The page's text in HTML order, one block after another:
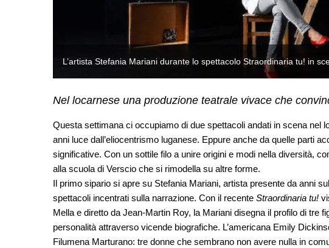
L’artista Stefania Mariani durante lo spettacolo Straordinaria tu! in
Nel locarnese una produzione teatrale vivace che
Questa settimana ci occupiamo di due spettacoli andati in scena nel
anni luce dall’eliocentrismo luganese. Eppure anche da quelle parti
significative. Con un sottile filo a unire origini e modi nella diversità,
alla scuola di Verscio che si rimodella su altre forme.
Il primo sipario si apre su Stefania Mariani, artista presente da anni
spettacoli incentrati sulla narrazione. Con il recente Straordinaria tu!
Mella e diretto da Jean-Martin Roy, la Mariani disegna il profilo di tre
personalità attraverso vicende biografiche. L’americana Emily
Filumena Marturano: tre donne che sembrano non avere nulla in